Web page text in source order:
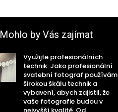
Mohlo by Vás zajímat
Využijte profesionálních
technik: Jako profesionální
svatební fotograf používám
širokou škálu technik a
vybavení, abych zajistil, že
vaše fotografie budou v